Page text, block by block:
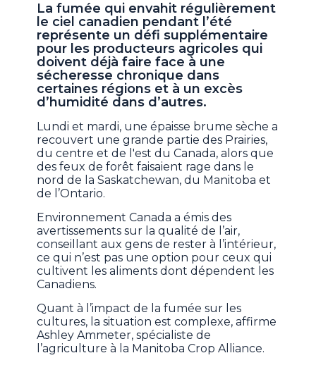
La fumée qui envahit régulièrement
le ciel canadien pendant l’été
représente un défi supplémentaire
pour les producteurs agricoles qui
doivent déjà faire face à une
sécheresse chronique dans
certaines régions et à un excès
d’humidité dans d’autres.
Lundi et mardi, une épaisse brume sèche a
recouvert une grande partie des Prairies,
du centre et de l'est du Canada, alors que
des feux de forêt faisaient rage dans le
nord de la Saskatchewan, du Manitoba et
de l’Ontario.
Environnement Canada a émis des
avertissements sur la qualité de l’air,
conseillant aux gens de rester à l’intérieur,
ce qui n’est pas une option pour ceux qui
cultivent les aliments dont dépendent les
Canadiens.
Quant à l’impact de la fumée sur les
cultures, la situation est complexe, affirme
Ashley Ammeter, spécialiste de
l’agriculture à la Manitoba Crop Alliance.